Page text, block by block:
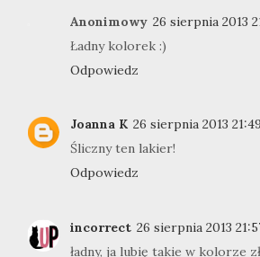
Anonimowy 26 sierpnia 2013
Ładny kolorek :)
Odpowiedz
Joanna K 26 sierpnia 2013 21:49
Śliczny ten lakier!
Odpowiedz
incorrect 26 sierpnia 2013
ładny, ja lubię takie w kolorze